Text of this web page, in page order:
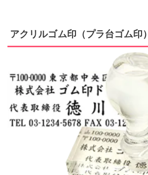
アクリルゴム印（プラ台ゴム印）